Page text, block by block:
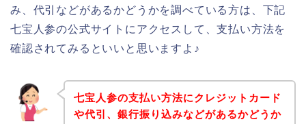
み、代引などがあるかどうかを調べている方は、下記
七宝人参の公式サイトにアクセスして、支払い方法を
確認されてみるといいと思いますよ♪
七宝人参の支払い方法にクレジットカード
や代引、銀行振り込みなどがあるかどうか